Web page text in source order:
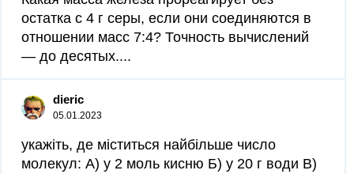
остатка с 4 г серы, если они соединяются в
отношении масс 7:4? Точность вычислений
— до десятых....
dieric
05.01.2023
укажіть, де міститься найбільше число
молекул: А) у 2 моль кисню Б) у 20 г води В)